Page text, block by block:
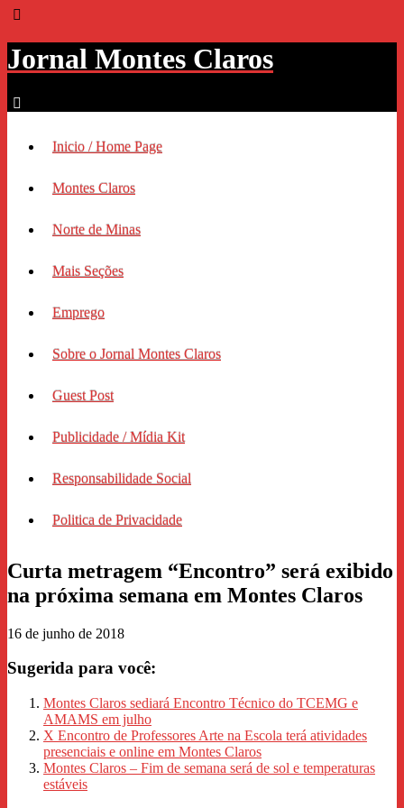
Jornal Montes Claros
Inicio / Home Page
Montes Claros
Norte de Minas
Mais Seções
Emprego
Sobre o Jornal Montes Claros
Guest Post
Publicidade / Mídia Kit
Responsabilidade Social
Politica de Privacidade
Curta metragem “Encontro” será exibido
na próxima semana em Montes Claros
16 de junho de 2018
Sugerida para você:
Montes Claros sediará Encontro Técnico do TCEMG e
AMAMS em julho
X Encontro de Professores Arte na Escola terá atividades
presenciais e online em Montes Claros
Montes Claros – Fim de semana será de sol e temperaturas
estáveis